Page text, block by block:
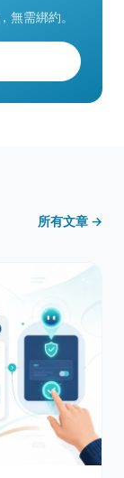
需綁約。
所有文章 →